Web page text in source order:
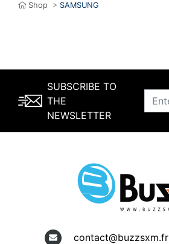
Shop > SAMSUNG
SUBSCRIBE TO
THE
NEWSLETTER
contact@buzzsxm.fr